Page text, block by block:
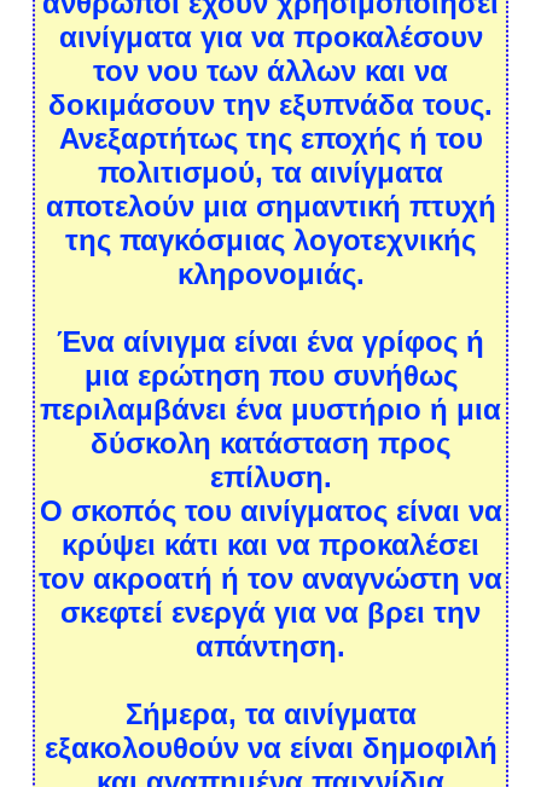
αινίγματα για να προκαλέσουν
τον νου των άλλων και να
δοκιμάσουν την εξυπνάδα τους.
Ανεξαρτήτως της εποχής ή του
πολιτισμού, τα αινίγματα
αποτελούν μια σημαντική πτυχή
της παγκόσμιας λογοτεχνικής
κληρονομιάς.
Ένα αίνιγμα είναι ένα γρίφος ή
μια ερώτηση που συνήθως
περιλαμβάνει ένα μυστήριο ή μια
δύσκολη κατάσταση προς
επίλυση.
Ο σκοπός του αινίγματος είναι να
κρύψει κάτι και να προκαλέσει
τον ακροατή ή τον αναγνώστη να
σκεφτεί ενεργά για να βρει την
απάντηση.
Σήμερα, τα αινίγματα
εξακολουθούν να είναι δημοφιλή